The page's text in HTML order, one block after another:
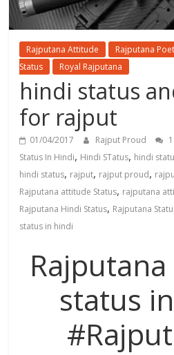
Rajputana Attitude Rajputana
Status
Royal Rajputana
hindi status
for rajput
01/04/2017 Rajput Proud
Status In Hindi, Hindi STatus, hindi
hindi status, rajput, rajput proud,
Rajputana attitude Status, rajputana
Rajputana Hindi Status, Rajputana
status in hindi
status